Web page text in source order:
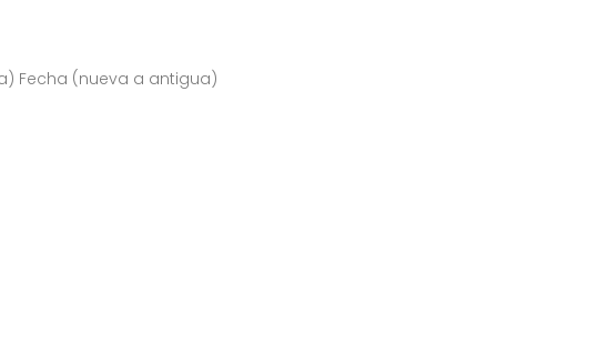
Fecha (nueva a antigua)